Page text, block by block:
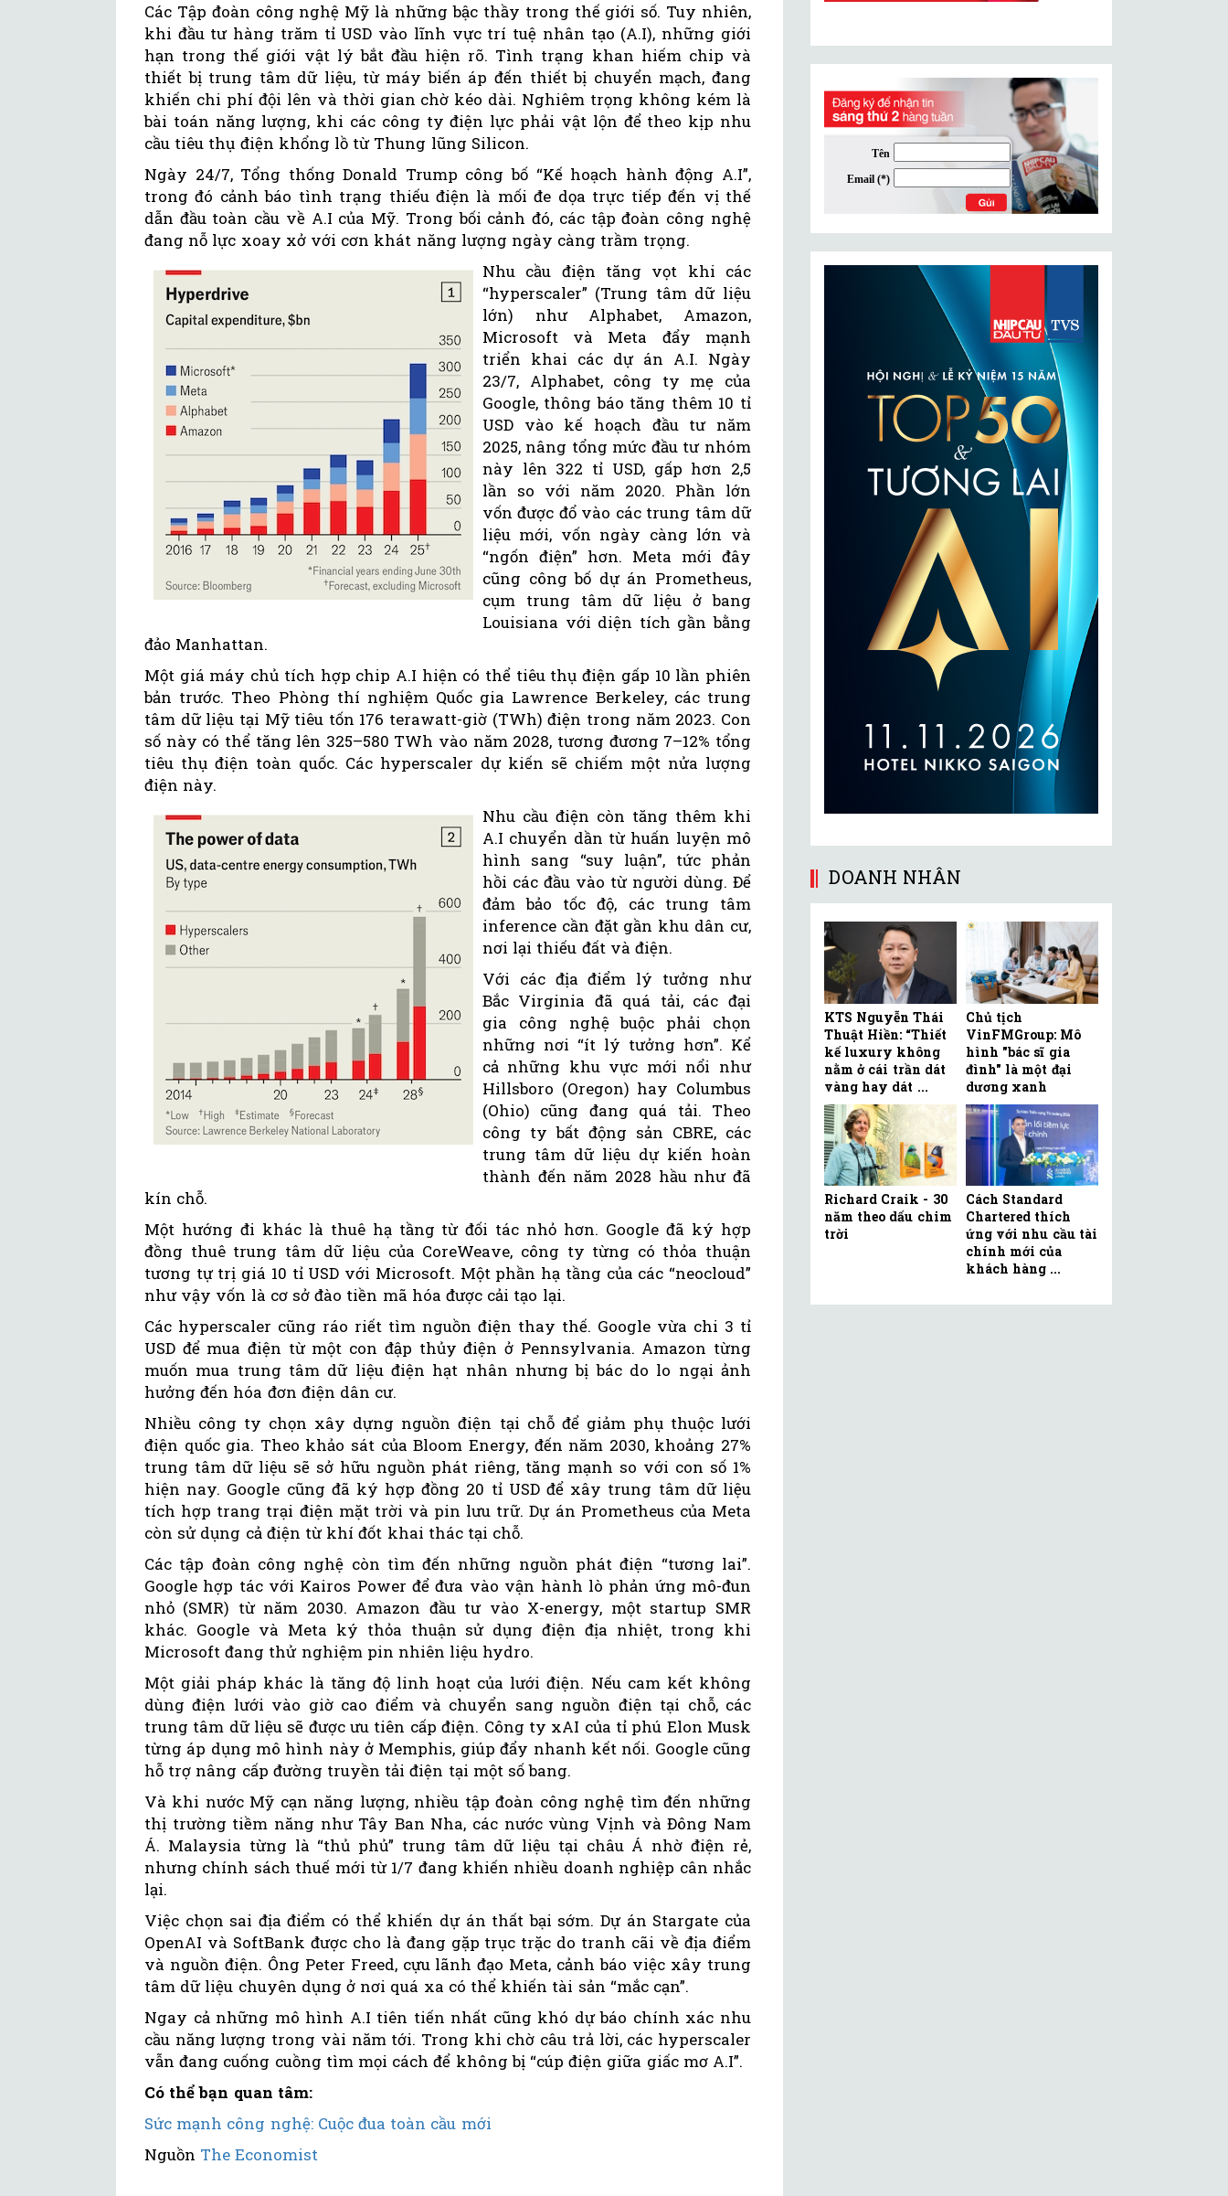
Các Tập đoàn công nghệ Mỹ là những bậc thầy trong thế giới số. Tuy nhiên,
khi đầu tư hàng trăm tỉ USD vào lĩnh vực trí tuệ nhân tạo (A.I), những giới
hạn trong thế giới vật lý bắt đầu hiện rõ. Tình trạng khan hiếm chip và
thiết bị trung tâm dữ liệu, từ máy biến áp đến thiết bị chuyển mạch, đang
khiến chi phí đội lên và thời gian chờ kéo dài. Nghiêm trọng không kém là
bài toán năng lượng, khi các công ty điện lực phải vật lộn để theo kịp nhu
cầu tiêu thụ điện khổng lồ từ Thung lũng Silicon.
Ngày 24/7, Tổng thống Donald Trump công bố “Kế hoạch hành động A.I”,
trong đó cảnh báo tình trạng thiếu điện là mối đe dọa trực tiếp đến vị thế
dẫn đầu toàn cầu về A.I của Mỹ. Trong bối cảnh đó, các tập đoàn công nghệ
đang nỗ lực xoay xở với cơn khát năng lượng ngày càng trầm trọng.
Nhu cầu điện tăng vọt khi các
“hyperscaler” (Trung tâm dữ liệu
lớn) như Alphabet, Amazon,
Microsoft và Meta đẩy mạnh
triển khai các dự án A.I. Ngày
23/7, Alphabet, công ty mẹ của
Google, thông báo tăng thêm 10 tỉ
USD vào kế hoạch đầu tư năm
2025, nâng tổng mức đầu tư nhóm
này lên 322 tỉ USD, gấp hơn 2,5
lần so với năm 2020. Phần lớn
vốn được đổ vào các trung tâm dữ
liệu mới, vốn ngày càng lớn và
“ngốn điện” hơn. Meta mới đây
cũng công bố dự án Prometheus,
cụm trung tâm dữ liệu ở bang
Louisiana với diện tích gần bằng
đảo Manhattan.
Một giá máy chủ tích hợp chip A.I hiện có thể tiêu thụ điện gấp 10 lần phiên
bản trước. Theo Phòng thí nghiệm Quốc gia Lawrence Berkeley, các trung
tâm dữ liệu tại Mỹ tiêu tốn 176 terawatt-giờ (TWh) điện trong năm 2023. Con
số này có thể tăng lên 325–580 TWh vào năm 2028, tương đương 7–12% tổng
tiêu thụ điện toàn quốc. Các hyperscaler dự kiến sẽ chiếm một nửa lượng
điện này.
Nhu cầu điện còn tăng thêm khi
A.I chuyển dần từ huấn luyện mô
hình sang “suy luận”, tức phản
hồi các đầu vào từ người dùng. Để
đảm bảo tốc độ, các trung tâm
inference cần đặt gần khu dân cư,
nơi lại thiếu đất và điện.
Với các địa điểm lý tưởng như
Bắc Virginia đã quá tải, các đại
gia công nghệ buộc phải chọn
những nơi “ít lý tưởng hơn”. Kể
cả những khu vực mới nổi như
Hillsboro (Oregon) hay Columbus
(Ohio) cũng đang quá tải. Theo
công ty bất động sản CBRE, các
trung tâm dữ liệu dự kiến hoàn
thành đến năm 2028 hầu như đã
kín chỗ.
Một hướng đi khác là thuê hạ tầng từ đối tác nhỏ hơn. Google đã ký hợp
đồng thuê trung tâm dữ liệu của CoreWeave, công ty từng có thỏa thuận
tương tự trị giá 10 tỉ USD với Microsoft. Một phần hạ tầng của các “neocloud”
như vậy vốn là cơ sở đào tiền mã hóa được cải tạo lại.
Các hyperscaler cũng ráo riết tìm nguồn điện thay thế. Google vừa chi 3 tỉ
USD để mua điện từ một con đập thủy điện ở Pennsylvania. Amazon từng
muốn mua trung tâm dữ liệu điện hạt nhân nhưng bị bác do lo ngại ảnh
hưởng đến hóa đơn điện dân cư.
Nhiều công ty chọn xây dựng nguồn điện tại chỗ để giảm phụ thuộc lưới
điện quốc gia. Theo khảo sát của Bloom Energy, đến năm 2030, khoảng 27%
trung tâm dữ liệu sẽ sở hữu nguồn phát riêng, tăng mạnh so với con số 1%
hiện nay. Google cũng đã ký hợp đồng 20 tỉ USD để xây trung tâm dữ liệu
tích hợp trang trại điện mặt trời và pin lưu trữ. Dự án Prometheus của Meta
còn sử dụng cả điện từ khí đốt khai thác tại chỗ.
Các tập đoàn công nghệ còn tìm đến những nguồn phát điện “tương lai”.
Google hợp tác với Kairos Power để đưa vào vận hành lò phản ứng mô-đun
nhỏ (SMR) từ năm 2030. Amazon đầu tư vào X-energy, một startup SMR
khác. Google và Meta ký thỏa thuận sử dụng điện địa nhiệt, trong khi
Microsoft đang thử nghiệm pin nhiên liệu hydro.
Một giải pháp khác là tăng độ linh hoạt của lưới điện. Nếu cam kết không
dùng điện lưới vào giờ cao điểm và chuyển sang nguồn điện tại chỗ, các
trung tâm dữ liệu sẽ được ưu tiên cấp điện. Công ty xAI của tỉ phú Elon Musk
từng áp dụng mô hình này ở Memphis, giúp đẩy nhanh kết nối. Google cũng
hỗ trợ nâng cấp đường truyền tải điện tại một số bang.
Và khi nước Mỹ cạn năng lượng, nhiều tập đoàn công nghệ tìm đến những
thị trường tiềm năng như Tây Ban Nha, các nước vùng Vịnh và Đông Nam
Á. Malaysia từng là “thủ phủ” trung tâm dữ liệu tại châu Á nhờ điện rẻ,
nhưng chính sách thuế mới từ 1/7 đang khiến nhiều doanh nghiệp cân nhắc
lại.
Việc chọn sai địa điểm có thể khiến dự án thất bại sớm. Dự án Stargate của
OpenAI và SoftBank được cho là đang gặp trục trặc do tranh cãi về địa điểm
và nguồn điện. Ông Peter Freed, cựu lãnh đạo Meta, cảnh báo việc xây trung
tâm dữ liệu chuyên dụng ở nơi quá xa có thể khiến tài sản “mắc cạn”.
Ngay cả những mô hình A.I tiên tiến nhất cũng khó dự báo chính xác nhu
cầu năng lượng trong vài năm tới. Trong khi chờ câu trả lời, các hyperscaler
vẫn đang cuống cuồng tìm mọi cách để không bị “cúp điện giữa giấc mơ A.I”.
Có thể bạn quan tâm:
Sức mạnh công nghệ: Cuộc đua toàn cầu mới
Nguồn The Economist
DOANH NHÂN
KTS Nguyễn Thái
Thuật Hiền: “Thiết
kế luxury không
nằm ở cái trần dát
vàng hay dát ...
Chủ tịch
VinFMGroup: Mô
hình "bác sĩ gia
đình" là một đại
dương xanh
Richard Craik - 30
năm theo dấu chim
trời
Cách Standard
Chartered thích
ứng với nhu cầu tài
chính mới của
khách hàng ...